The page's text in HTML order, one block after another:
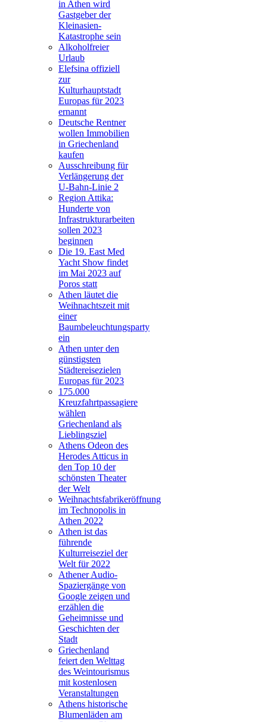
in Athen wird
Gastgeber der
Kleinasien-
Katastrophe sein
Alkoholfreier
Urlaub
Elefsina offiziell
zur
Kulturhauptstadt
Europas für 2023
ernannt
Deutsche Rentner
wollen Immobilien
in Griechenland
kaufen
Ausschreibung für
Verlängerung der
U-Bahn-Linie 2
Region Attika:
Hunderte von
Infrastrukturarbeiten
sollen 2023
beginnen
Die 19. East Med
Yacht Show findet
im Mai 2023 auf
Poros statt
Athen läutet die
Weihnachtszeit mit
einer
Baumbeleuchtungsparty
ein
Athen unter den
günstigsten
Städtereisezielen
Europas für 2023
175.000
Kreuzfahrtpassagiere
wählen
Griechenland als
Lieblingsziel
Athens Odeon des
Herodes Atticus in
den Top 10 der
schönsten Theater
der Welt
Weihnachtsfabrikeröffnung
im Technopolis in
Athen 2022
Athen ist das
führende
Kulturreiseziel der
Welt für 2022
Athener Audio-
Spaziergänge von
Google zeigen und
erzählen die
Geheimnisse und
Geschichten der
Stadt
Griechenland
feiert den Welttag
des Weintourismus
mit kostenlosen
Veranstaltungen
Athens historische
Blumenläden am